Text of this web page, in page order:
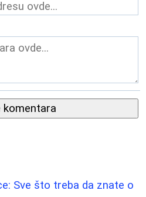
komentara
Sve što treba da znate o